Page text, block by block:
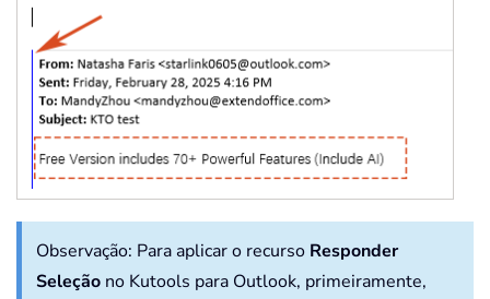
Observação: Para aplicar o recurso Responder
Seleção no Kutools para Outlook, primeiramente,